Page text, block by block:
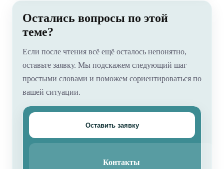
Остались вопросы по этой
теме?
Если после чтения всё ещё осталось непонятно,
оставьте заявку. Мы подскажем следующий шаг
простыми словами и поможем сориентироваться по
вашей ситуации.
Оставить заявку
Контакты